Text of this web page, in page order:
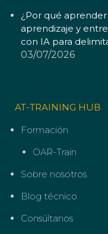
¿Por qué
aprendizaje y
con IA para
03/07/2026
AT-TRAINING HUB
Formación
OAR-Train
Sobre nosotros
Blog técnico
Consúltanos